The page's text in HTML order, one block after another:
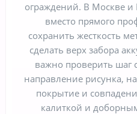
ограждений. В Москве
вместо прямого
сохранить жесткость
сделать верх забора
важно проверить шаг
направление рисунка,
покрытие и
калиткой и